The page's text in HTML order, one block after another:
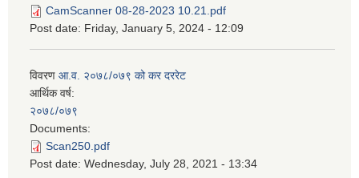
CamScanner 08-28-2023 10.21.pdf
Post date: Friday, January 5, 2024 - 12:09
विवरण आ.व. २०७८/०७९ को कर दररेट
आर्थिक वर्ष:
२०७८/०७९
Documents:
Scan250.pdf
Post date: Wednesday, July 28, 2021 - 13:34